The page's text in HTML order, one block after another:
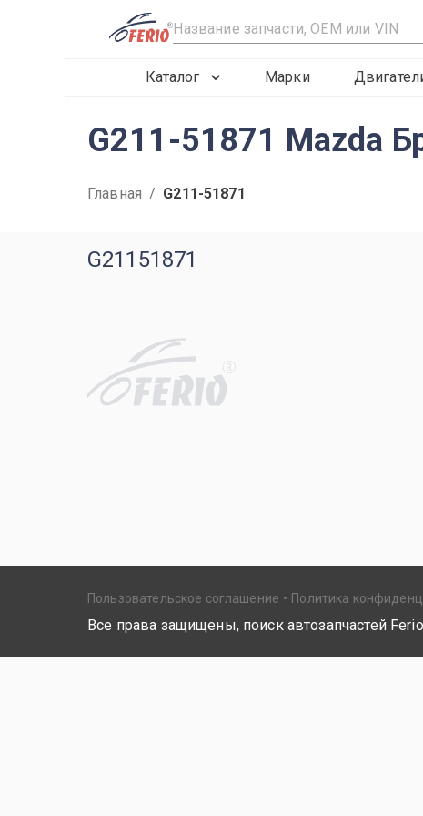
R
Каталог Марки
G211-51871 Mazda
Главная / G211-51871
G21151871
R
Пользовательское соглашение Политика
Все права защищены, поиск автозапчастей